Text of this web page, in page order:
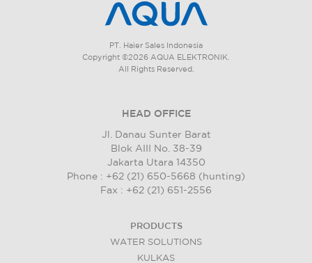
PT. Haier Sales Indonesia
Copyright ©2026 AQUA ELEKTRONIK.
All Rights Reserved.
HEAD OFFICE
Jl. Danau Sunter Barat
Blok AIII No. 38-39
Jakarta Utara 14350
Phone : +62 (21) 650-5668 (hunting)
Fax : +62 (21) 651-2556
PRODUCTS
WATER SOLUTIONS
KULKAS